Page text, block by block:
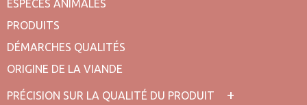
ESPÈCES ANIMALES
PRODUITS
DÉMARCHES QUALITÉS
ORIGINE DE LA VIANDE
PRÉCISION SUR LA QUALITÉ DU PRODUIT